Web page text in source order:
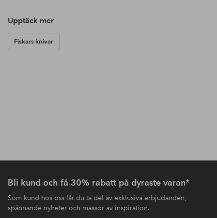
Upptäck mer
Fiskars knivar
Bli kund och få 30% rabatt på dyraste varan*
Som kund hos oss får du ta del av exklusiva erbjudanden,
spännande nyheter och massor av inspiration.